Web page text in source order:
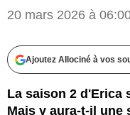
20 mars 2026 à
Ajoutez Allociné à vos
La saison 2 d'Erica
Mais y aura-t-il une